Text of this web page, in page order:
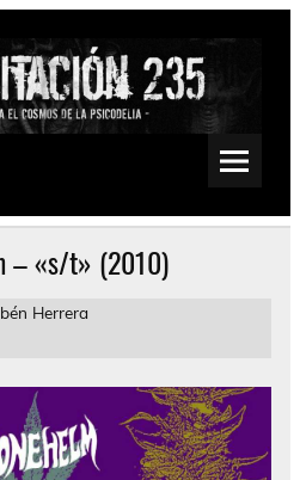
Sludge, Fuzz, Space, Drone
– «s/t» (2010)
Herrera